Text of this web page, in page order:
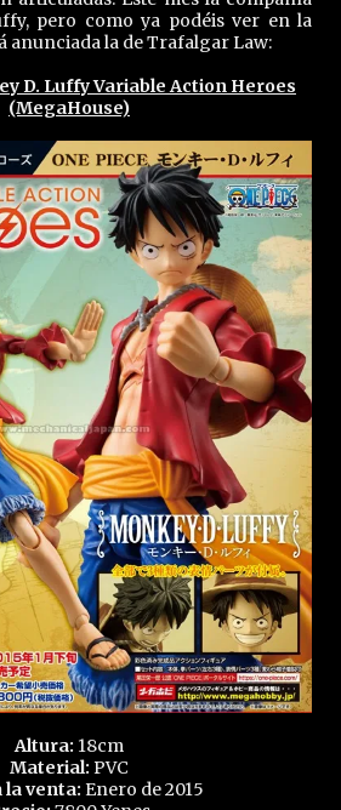
pero como ya podéis ver en la
anunciada la de Trafalgar Law:
D. Luffy Variable Action Heroes
(MegaHouse)
Altura: 18cm
Material: PVC
la venta: Enero de 2015